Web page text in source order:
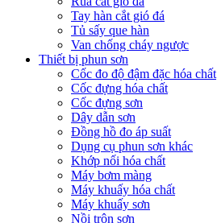
Tay hàn cắt gió đá
Tủ sấy que hàn
Van chống cháy ngược
Thiết bị phun sơn
Cốc đo độ đậm đặc hóa chất
Cốc đựng hóa chất
Cốc đựng sơn
Dây dẫn sơn
Đồng hồ đo áp suất
Dụng cụ phun sơn khác
Khớp nối hóa chất
Máy bơm màng
Máy khuấy hóa chất
Máy khuấy sơn
Nồi trộn sơn